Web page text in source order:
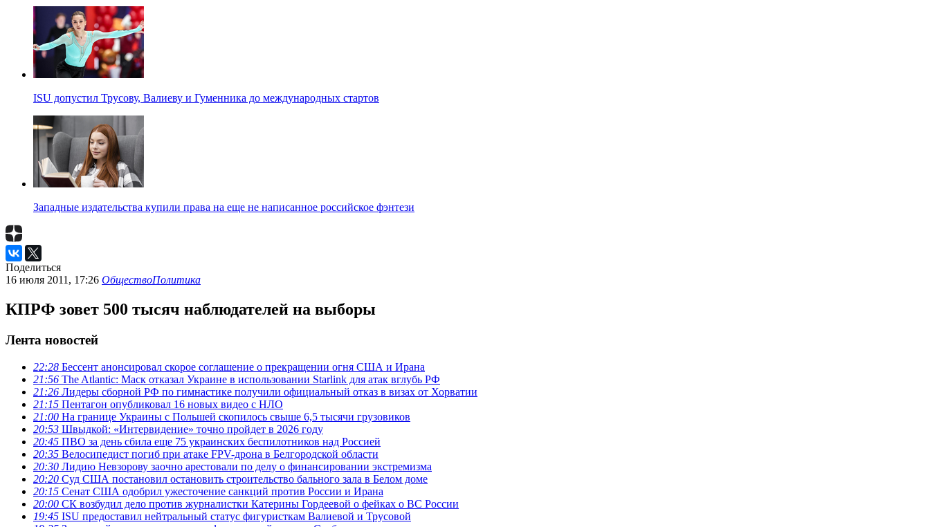
ISU допустил Трусову, Валиеву и Гуменника до международных стартов
Западные издательства купили права на еще не написанное российское фэнтези
Поделиться
16 июля 2011, 17:26 ОбществоПолитика
КПРФ зовет 500 тысяч наблюдателей на выборы
Лента новостей
22:28 Бессент анонсировал скорое соглашение о прекращении огня США и Ирана
21:56 The Atlantic: Маск отказал Украине в использовании Starlink для атак вглубь РФ
21:26 Лидеры сборной РФ по гимнастике получили официальный отказ в визах от Хорватии
21:15 Пентагон опубликовал 16 новых видео с НЛО
21:00 На границе Украины с Польшей скопилось свыше 6,5 тысячи грузовиков
20:53 Швыдкой: «Интервидение» точно пройдет в 2026 году
20:45 ПВО за день сбила еще 75 украинских беспилотников над Россией
20:35 Велосипедист погиб при атаке FPV-дрона в Белгородской области
20:30 Лидию Невзорову заочно арестовали по делу о финансировании экстремизма
20:20 Суд США постановил остановить строительство бального зала в Белом доме
20:15 Сенат США одобрил ужесточение санкций против России и Ирана
20:00 СК возбудил дело против журналистки Катерины Гордеевой о фейках о ВС России
19:45 ISU предоставил нейтральный статус фигуристкам Валиевой и Трусовой